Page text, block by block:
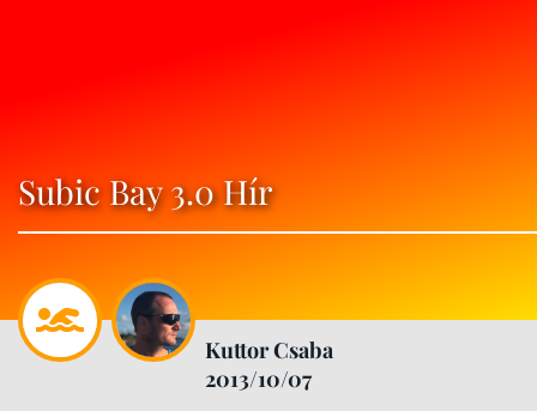
Subic Bay 3.0 Hír
Kuttor Csaba
2013/10/07